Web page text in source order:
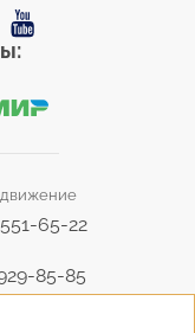
65-22
85-85